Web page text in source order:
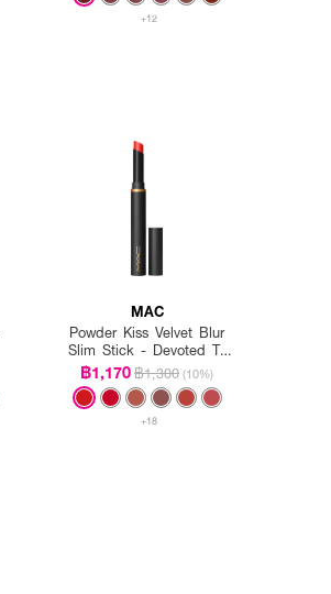
+12
MAC
Powder Kiss Velvet Blur
Slim Stick - Devoted To
Danger
฿1,170฿1,300 (10%)
+18